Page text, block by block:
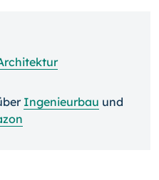
Ingenieurbau und